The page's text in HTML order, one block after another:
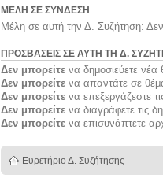
ΜΈΛΗ ΣΕ ΣΎΝΔΕΣΗ
Μέλη σε αυτή την Δ. Συζήτηση:
ΠΡΟΣΒΆΣΕΙΣ ΣΕ ΑΥΤΉ ΤΗ Δ.
Δεν μπορείτε να δημοσιεύετε
Δεν μπορείτε να απαντάτε σε
Δεν μπορείτε να επεξεργάζεστε
Δεν μπορείτε να διαγράφετε τις
Δεν μπορείτε να επισυνάπτετε
Ευρετήριο Δ. Συζήτησης